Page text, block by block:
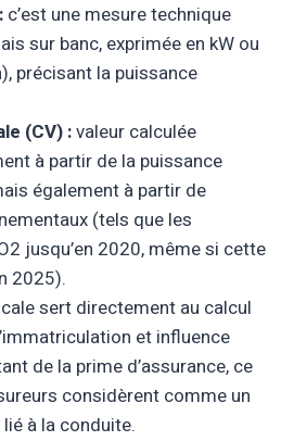
c’est une mesure technique
sur banc, exprimée en kW ou
précisant la puissance
(CV) :valeur calculée
à partir de la puissance
également à partir de
(tels que les
jusqu’en 2020, même si cette
2025).
sert directement au calcul
et influence
de la prime d’assurance, ce
considèrent comme un
à la conduite.